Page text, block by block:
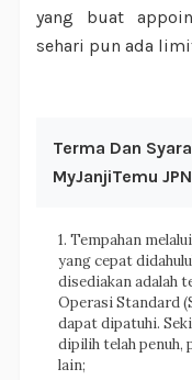
yang buat
sehari pun ada
Terma Dan
MyJanjiTemu JPN
1. Tempahan
yang cepat
disediakan adalah
Operasi Standard
dapat dipatuhi.
dipilih telah penuh,
lain;